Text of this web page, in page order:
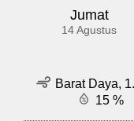
Jumat
14 Agustus
Barat Daya,
15 %